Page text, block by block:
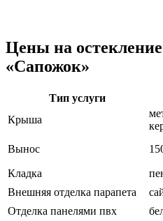
Цены на
«Сапожок»
Тип услуги
Крыша
Вынос
Кладка
Внешняя отделка парапета
Отделка панелями пвх